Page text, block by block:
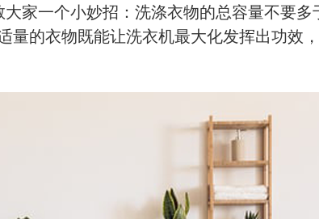
家一个小妙招：洗涤衣物的总容量不要多
量的衣物既能让洗衣机最大化发挥出功效